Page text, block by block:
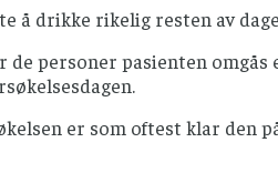
å drikke rikelig resten av
de personer pasienten
er som oftest klar den